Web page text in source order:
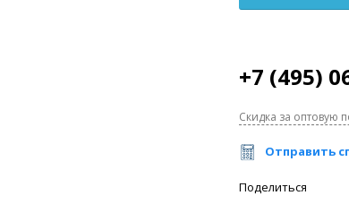
+7 (495)
Скидка за оптовую
Отправить
Поделиться